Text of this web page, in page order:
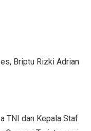
Briptu Rizki Adrian
TNI dan Kepala Staf